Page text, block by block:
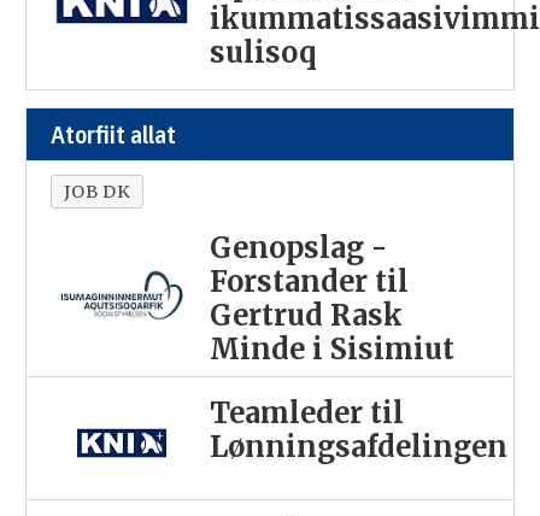
ikummatissaasivimmi
sulisoq
Atorfiit allat
JOB DK
Genopslag -
Forstander til
Gertrud Rask
Minde i Sisimiut
Teamleder til
Lønningsafdelingen